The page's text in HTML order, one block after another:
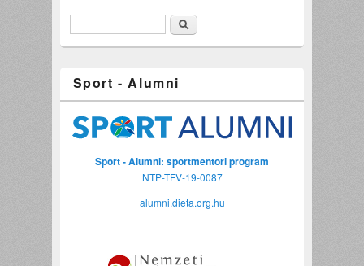
Keresés
Sport - Alumni
Sport - Alumni: sportmentori program
NTP-TFV-19-0087
alumni.dieta.org.hu